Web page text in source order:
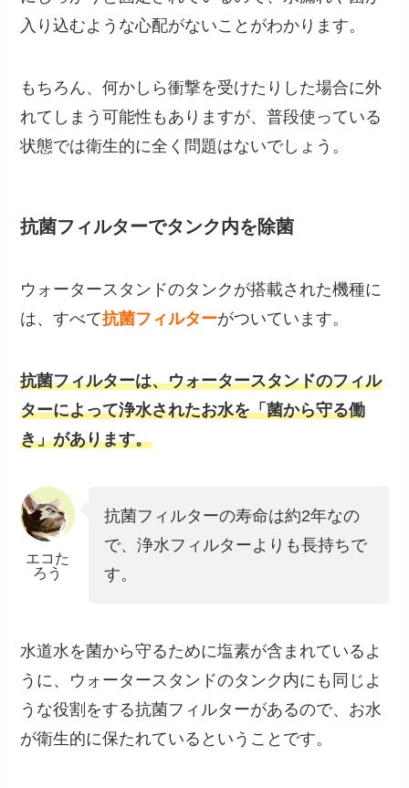
入り込むような心配がないことがわかります。
もちろん、何かしら衝撃を受けたりした場合に外
れてしまう可能性もありますが、普段使っている
状態では衛生的に全く問題はないでしょう。
抗菌フィルターでタンク内を除菌
ウォータースタンドのタンクが搭載された機種に
は、すべて抗菌フィルターがついています。
抗菌フィルターは、ウォータースタンドのフィル
ターによって浄水されたお水を「菌から守る働
き」があります。
エコた
ろう
抗菌フィルターの寿命は約2年なの
で、浄水フィルターよりも長持ちで
す。
水道水を菌から守るために塩素が含まれているよ
うに、ウォータースタンドのタンク内にも同じよ
うな役割をする抗菌フィルターがあるので、お水
が衛生的に保たれているということです。